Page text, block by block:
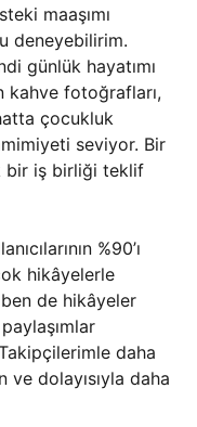
maaşımı
deneyebilirim.
günlük hayatımı
kahve fotoğrafları,
çocukluk
seviyor. Bir
bir iş birliği teklif
%90’ı
hikâyelerle
de hikâyeler
daha
dolayısıyla daha